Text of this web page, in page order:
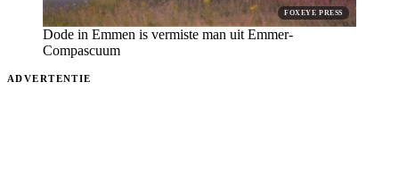
FOXEYE PRESS
Dode in Emmen is vermiste man uit Emmer-
Compascuum
ADVERTENTIE